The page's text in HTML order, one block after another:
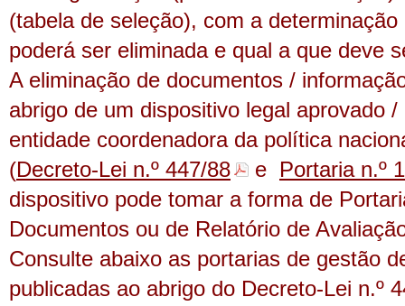
(tabela de seleção), com a
poderá ser eliminada e qual a que deve
A eliminação de documentos /
abrigo de um dispositivo legal aprovado
entidade coordenadora da política
(Decreto-Lei n.º 447/88 e Portaria n.º
dispositivo pode tomar a forma de
Documentos ou de Relatório de
Consulte abaixo as portarias de gestão
publicadas ao abrigo do Decreto-Lei n.º